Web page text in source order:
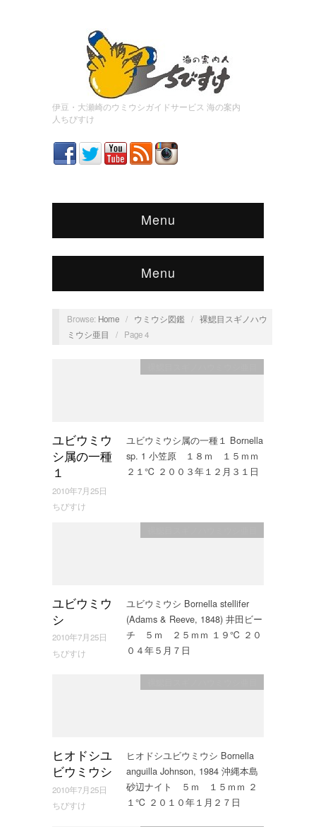
伊豆・大瀬崎のウミウシガイドサービス 海の案内
人ちびすけ
Menu
Menu
Browse: Home / ウミウシ図鑑 / 裸鰓目スギノハウ
ミウシ亜目
/ Page 4
ユビウミウ
シ属の一種
１
2010年7月25日
ちびすけ
ユビウミウシ属の一種１ Bornella
sp. 1 小笠原 １８ｍ １５ｍｍ
２１℃ ２００３年１２月３１日
ユビウミウ
シ
2010年7月25日
ちびすけ
ユビウミウシ Bornella stellifer
(Adams & Reeve, 1848) 井田ビー
チ ５ｍ ２５ｍｍ １９℃ ２０
０４年５月７日
ヒオドシユ
ビウミウシ
2010年7月25日
ちびすけ
ヒオドシユビウミウシ Bornella
anguilla Johnson, 1984 沖縄本島
砂辺ナイト ５ｍ １５ｍｍ ２
１℃ ２０１０年１月２７日